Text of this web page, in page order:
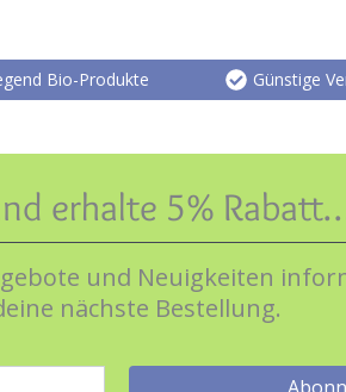
Bio-Produkte Günstige
erhalte 5%
und Neuigkeiten
nächste Bestellung.